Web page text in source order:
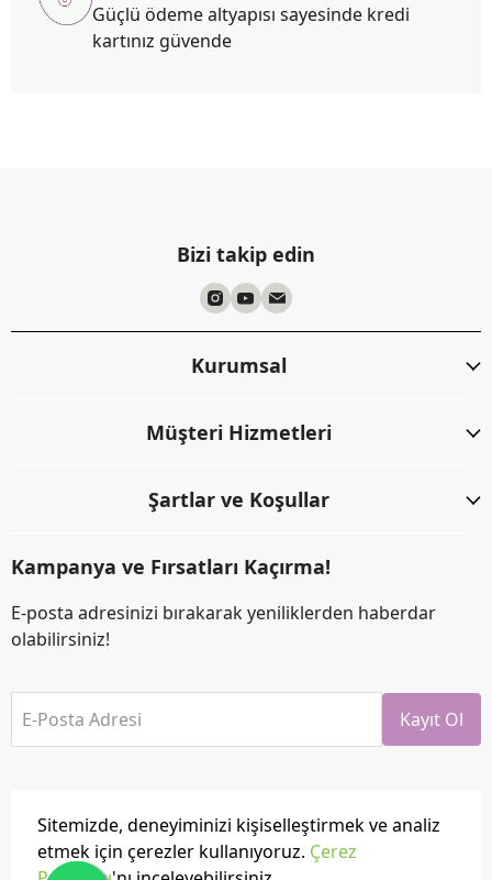
Sitemizde, deneyiminizi kişiselleştirmek ve analiz
etmek için çerezler kullanıyoruz. Çerez
Güçlü ödeme altyapısı sayesinde kredi
kartınız güvende
Bizi takip edin
Kurumsal
Müşteri Hizmetleri
Şartlar ve Koşullar
Kampanya ve Fırsatları Kaçırma!
E-posta adresinizi bırakarak yeniliklerden haberdar
olabilirsiniz!
E-Posta Adresi Kayıt Ol